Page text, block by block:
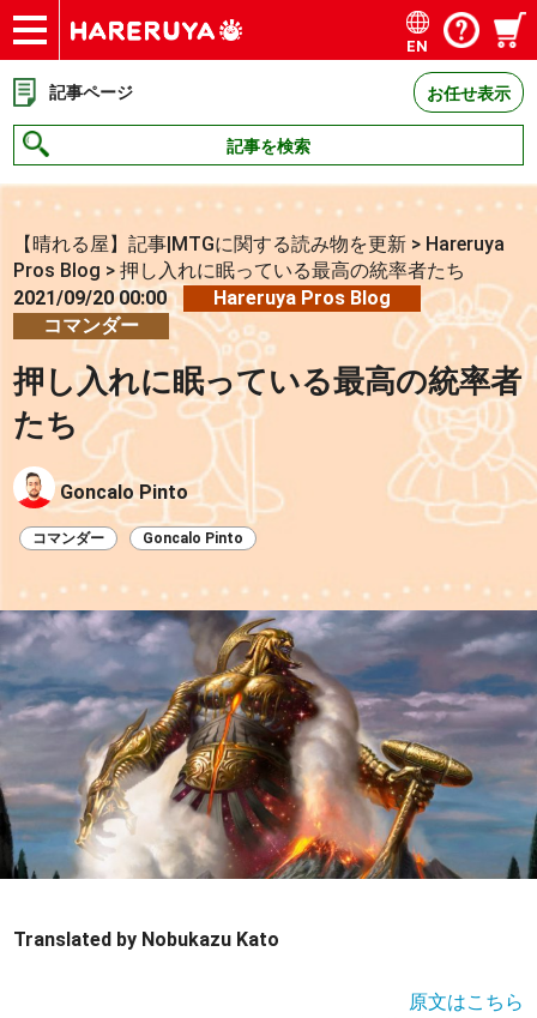
ショップ
買取
記事
デッキ検索
デッキ構築
選手一覧
店舗一覧
イベント
お問い合わせ
EN
記事ページ お任せ表示
記事を検索
【晴れる屋】記事|MTGに関する読み物を更新 > Hareruya
Pros Blog >押し入れに眠っている最高の統率者たち
2021/09/20 00:00
Hareruya Pros Blog
コマンダー
押し入れに眠っている最高の統率者
たち
Goncalo Pinto
コマンダー Goncalo Pinto
Translated by Nobukazu Kato
原文はこちら